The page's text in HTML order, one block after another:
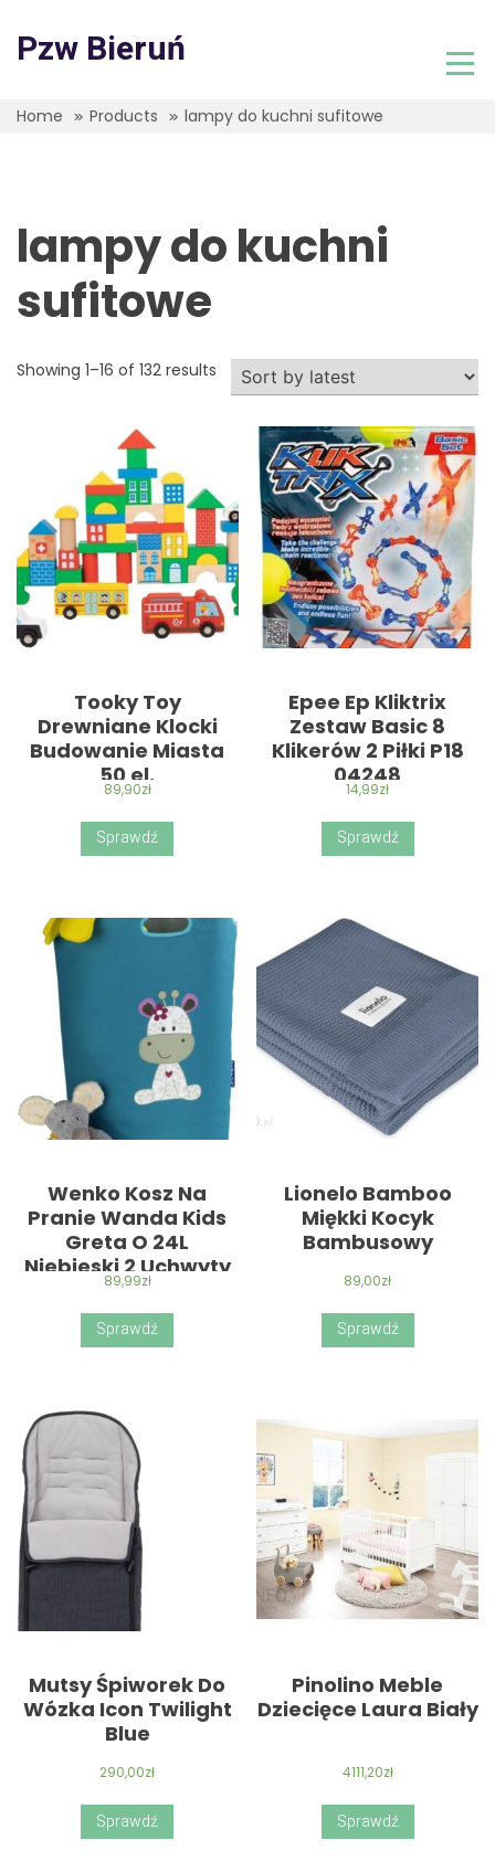
content
Pzw Bieruń
Home Products lampy do kuchni sufitowe
lampy do kuchni
sufitowe
Showing 1–16 of 132 results
Tooky Toy
Drewniane Klocki
Budowanie Miasta
50 el.
89,90zł
Sprawdź
Epee Ep Kliktrix
Zestaw Basic 8
Klikerów 2 Piłki P18
04248
14,99zł
Sprawdź
Wenko Kosz Na
Pranie Wanda Kids
Greta O 24L
Niebieski 2 Uchwyty
(B07B5Ftxxl)
89,99zł
Sprawdź
Lionelo Bamboo
Miękki Kocyk
Bambusowy
89,00zł
Sprawdź
Mutsy Śpiworek Do
Wózka Icon Twilight
Blue
290,00zł
Sprawdź
Pinolino Meble
Dziecięce Laura Biały
4111,20zł
Sprawdź